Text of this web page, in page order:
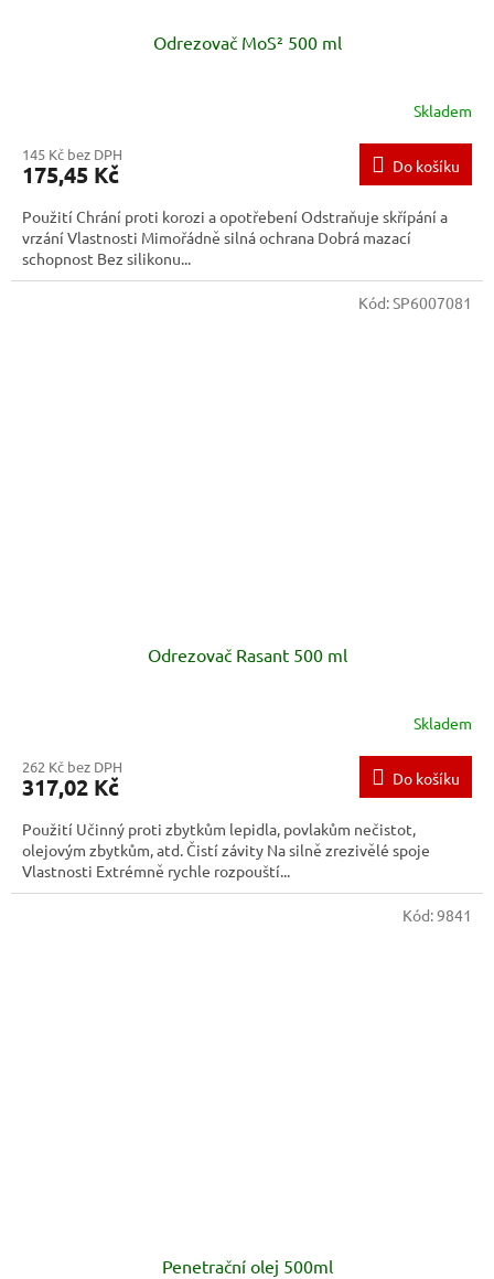
Odrezovač MoS² 500 ml
Skladem
145 Kč bez DPH
175,45 Kč Do košíku
Použití Chrání proti korozi a opotřebení Odstraňuje skřípání a
vrzání Vlastnosti Mimořádně silná ochrana Dobrá mazací
schopnost Bez silikonu...
Odrezovač Rasant 500 ml
Skladem
262 Kč bez DPH
317,02 Kč Do košíku
Použití Učinný proti zbytkům lepidla, povlakům nečistot,
olejovým zbytkům, atd. Čistí závity Na silně zrezivělé spoje
Vlastnosti Extrémně rychle rozpouští...
Kód:SP6007081
Penetrační olej 500ml
Kód:9841